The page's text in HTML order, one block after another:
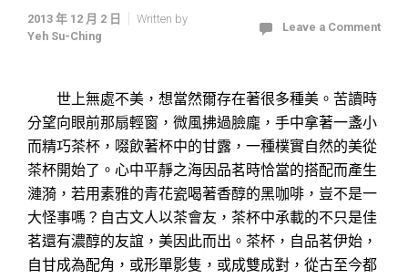
2013 年 12 月 2 日
Written by
Yeh Su-Ching
Leave a Comment
世上無處不美，想當然爾存在著很多種美。苦讀時
分望向眼前那扇輕窗，微風拂過臉龐，手中拿著一盞小
而精巧茶杯，啜飲著杯中的甘露，一種樸實自然的美從
茶杯開始了。心中平靜之海因品茗時恰當的搭配而產生
漣漪，若用素雅的青花瓷喝著香醇的黑咖啡，豈不是一
大怪事嗎？自古文人以茶會友，茶杯中承載的不只是佳
茗還有濃醇的友誼，美因此而出。茶杯，自品茗伊始，
自甘成為配角，或形單影隻，或成雙成對，從古至今都